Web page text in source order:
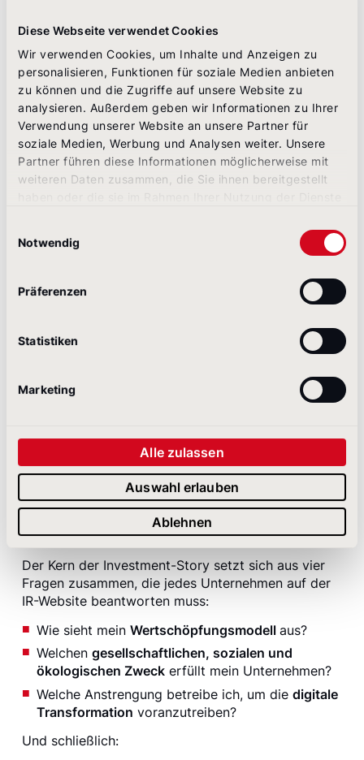
Diese Webseite verwendet Cookies
Wir verwenden Cookies, um Inhalte und Anzeigen zu
personalisieren, Funktionen für soziale Medien anbieten
zu können und die Zugriffe auf unsere Website zu
analysieren. Außerdem geben wir Informationen zu Ihrer
Verwendung unserer Website an unsere Partner für
soziale Medien, Werbung und Analysen weiter. Unsere
Partner führen diese Informationen möglicherweise mit
weiteren Daten zusammen, die Sie ihnen bereitgestellt
Notwendig
Präferenzen
Statistiken
Marketing
Alle zulassen
Auswahl erlauben
Ablehnen
so kann die Unternehmenskommunikation alle drei
Soziales) sinnvoll, konsequent und gewinnbringend
miteinander verknüpfen.
Jetzt ist die Zeit für Storytelling: Berichterstattung,
Website- und Social-Media-Inhalte müssen sich
gegenseitig ergänzen – und das fortlaufend. Dabei
ist es wichtig, nicht nur den CFO zu Wort kommen
zu lassen, sondern auch die eigenen Mitarbeiter.
meint mit seinem Nachhaltigkeitsversprechen.
Der Kern der Investment-Story setzt sich aus vier
Fragen zusammen, die jedes Unternehmen auf der
IR-Website beantworten muss:
Wie sieht mein Wertschöpfungsmodell aus?
Welchen gesellschaftlichen, sozialen und
ökologischen Zweckerfüllt mein Unternehmen?
Welche Anstrengung betreibe ich, um die digitale
Transformation voranzutreiben?
Und schließlich: